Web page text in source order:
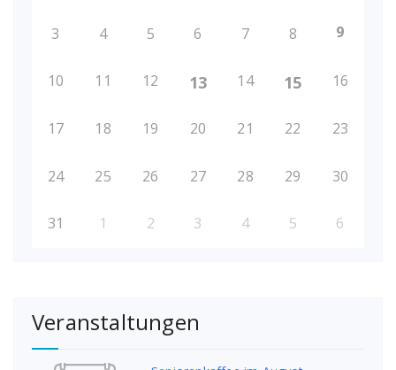
3 4 5 6 7 8 9
10 11 12 13 14 15 16
17 18 19 20 21 22 23
24 25 26 27 28 29 30
31 1 2 3 4 5 6
Veranstaltungen